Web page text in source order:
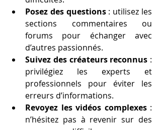
Posez des questions : utilisez les
sections commentaires ou
forums pour échanger avec
d’autres passionnés.
Suivez des créateurs reconnus :
privilégiez les experts et
professionnels pour éviter les
erreurs d’informations.
Revoyez les vidéos complexes :
n’hésitez pas à revenir sur des